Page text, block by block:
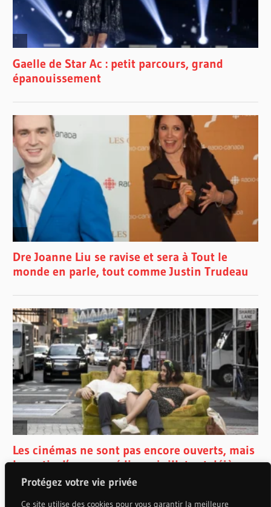
Protégez votre vie privée
Ce site utilise des cookies pour vous garantir la meilleure